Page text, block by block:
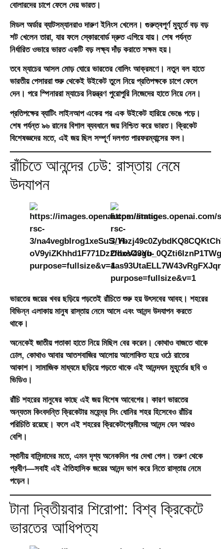
বোলারদের চাপে ফেলে দেয় ভারত।
মিডল অর্ডার ব্যাটসম্যানরাও দারুণ ইনিংস খেলেন। গুরুত্বপূর্ণ মুহূর্তে বড় বড়
শট খেলেন তারা, যার ফলে স্কোরবোর্ড দ্রুত এগিয়ে যায়। শেষ পর্যন্ত
নির্ধারিত ওভারে ভারত একটি বড় লক্ষ্য দাঁড় করাতে সক্ষম হয়।
তবে ম্যাচের আসল মোড় ঘোরে ভারতের বোলিং আক্রমণে। নতুন বল হাতে
ভারতীয় পেসাররা শুরু থেকেই উইকেট তুলে নিয়ে প্রতিপক্ষকে চাপে ফেলে
দেন। পরে স্পিনাররা ম্যাচের নিয়ন্ত্রণ পুরোপুরি নিজেদের হাতে নিয়ে নেন।
প্রতিপক্ষের ব্যাটিং লাইনআপ একের পর এক উইকেট হারিয়ে ভেঙে পড়ে।
শেষ পর্যন্ত ৯৬ রানের বিশাল ব্যবধানে জয় নিশ্চিত করে ভারত। ক্রিকেট
বিশেষজ্ঞদের মতে, এই জয় ছিল সম্পূর্ণ দলগত পারফরম্যান্সের ফল।
রাঁচিতে আনন্দের ঢেউ: রাস্তায় নেমে
উদযাপন
ভারতের জয়ের খবর ছড়িয়ে পড়তেই রাঁচিতে শুরু হয় উৎসবের আবহ। শহরের
বিভিন্ন এলাকায় মানুষ রাস্তায় নেমে আসে এবং আনন্দ উদযাপন করতে
থাকে।
অনেকেই জাতীয় পতাকা হাতে নিয়ে মিছিল বের করেন। কোথাও বাজতে থাকে
ঢোল, কোথাও আবার আতশবাজির আলোয় আলোকিত হয়ে ওঠে রাতের
আকাশ। সামাজিক মাধ্যমে ছড়িয়ে পড়তে থাকে এই আনন্দঘন মুহূর্তের ছবি ও
ভিডিও।
রাঁচি শহরের মানুষের কাছে এই জয় বিশেষ আবেগের। কারণ ভারতের
অন্যতম কিংবদন্তি ক্রিকেটার মহেন্দ্র সিং ধোনির শহর হিসেবেও রাঁচির
পরিচিতি রয়েছে। ফলে এই শহরের ক্রিকেটপ্রেমীদের আনন্দ যেন আরও
বেশি।
স্থানীয় বাসিন্দাদের মতে, এমন দৃশ্য অনেকদিন পর দেখা গেল। তরুণ থেকে
প্রবীণ—সবাই এই ঐতিহাসিক জয়ের আনন্দ ভাগ করে নিতে রাস্তায় নেমে
পড়েন।
টানা দ্বিতীয়বার শিরোপা: বিশ্ব ক্রিকেটে
ভারতের আধিপত্য